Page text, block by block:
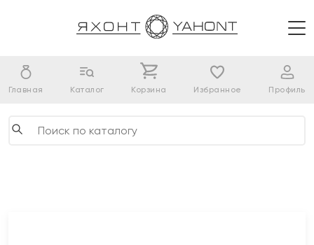
Главная Каталог Корзина Избранное Профиль